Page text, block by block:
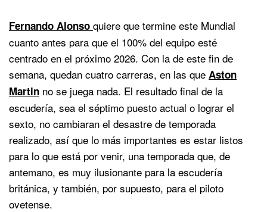
Fernando Alonso quiere que termine este Mundial
cuanto antes para que el 100% del equipo esté
centrado en el próximo 2026. Con la de este fin de
semana, quedan cuatro carreras, en las que Aston
Martin no se juega nada. El resultado final de la
escudería, sea el séptimo puesto actual o lograr el
sexto, no cambiaran el desastre de temporada
realizado, así que lo más importantes es estar listos
para lo que está por venir, una temporada que, de
antemano, es muy ilusionante para la escudería
británica, y también, por supuesto, para el piloto
ovetense.